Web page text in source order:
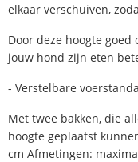
elkaar verschuiven,
Door deze hoogte
jouw hond zijn eten
- Verstelbare
Met twee bakken, die
hoogte geplaatst
cm Afmetingen: